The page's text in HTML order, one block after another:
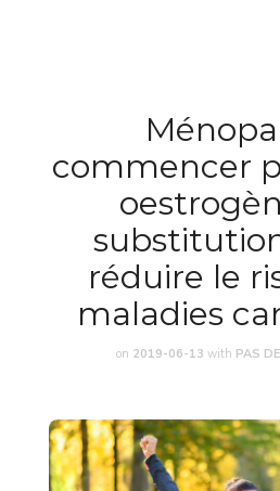
commencer
réduire le
maladies
on 2019-06-13 with PAS